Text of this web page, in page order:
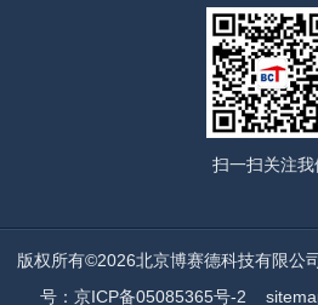
扫一扫关注我
版权所有©2026北京博赛德科技有限
号：京ICP备05085365号-2